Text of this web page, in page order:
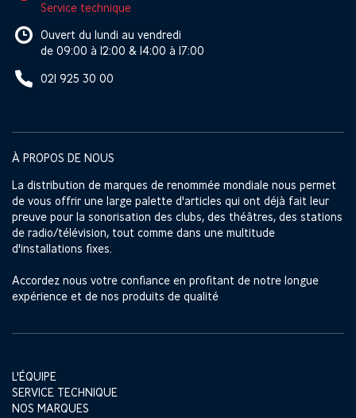
Service technique
Ouvert du lundi au vendredi
de 09:00 à 12:00 & 14:00 à 17:00
021 925 30 00
À PROPOS DE NOUS
La distribution de marques de renommée mondiale nous permet
de vous offrir une large palette d'articles qui ont déjà fait leur
preuve pour la sonorisation des clubs, des théâtres, des stations
de radio/télévision, tout comme dans une multitude
d'installations fixes.
Accordez nous votre confiance en profitant de notre longue
expérience et de nos produits de qualité
L'ÉQUIPE
SERVICE TECHNIQUE
NOS MARQUES